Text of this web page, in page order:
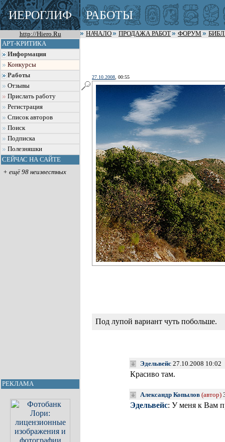
ИЕРОГЛИФ РАБОТЫ
http://Hiero.Ru НАЧАЛО ПРОДАЖА РАБОТ ФОРУМ
АРТ-КРИТИКА
Информация
Конкурсы
Работы
Отзывы
Прислать работу
Регистрация
Список авторов
Поиск
Подписка
Полезняшки
СЕЙЧАС НА САЙТЕ
+ ещё 98 неизвестных
РЕКЛАМА
27.10.2008 , 00:55
Под лупой вариант чуть побольше.
Эдельвейс 27.10.2008 10:02
Красиво там.
Александр Копылов (автор)
Эдельвейс: У меня к Вам